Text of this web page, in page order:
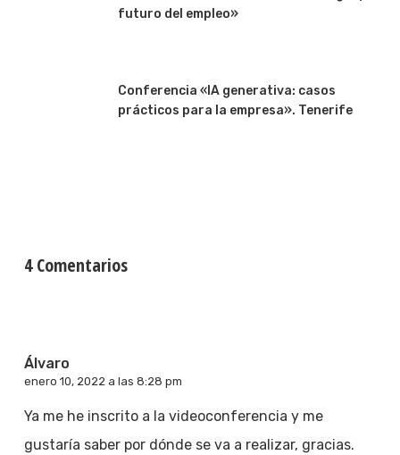
futuro del empleo»
Conferencia «IA generativa: casos
prácticos para la empresa». Tenerife
4 Comentarios
Álvaro
enero 10, 2022 a las 8:28 pm
Ya me he inscrito a la videoconferencia y me
gustaría saber por dónde se va a realizar, gracias.